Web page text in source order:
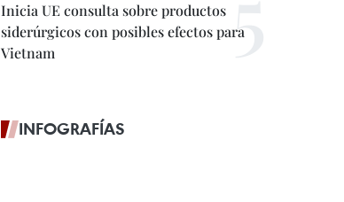
Inicia UE consulta sobre productos
siderúrgicos con posibles efectos para
Vietnam
INFOGRAFÍAS